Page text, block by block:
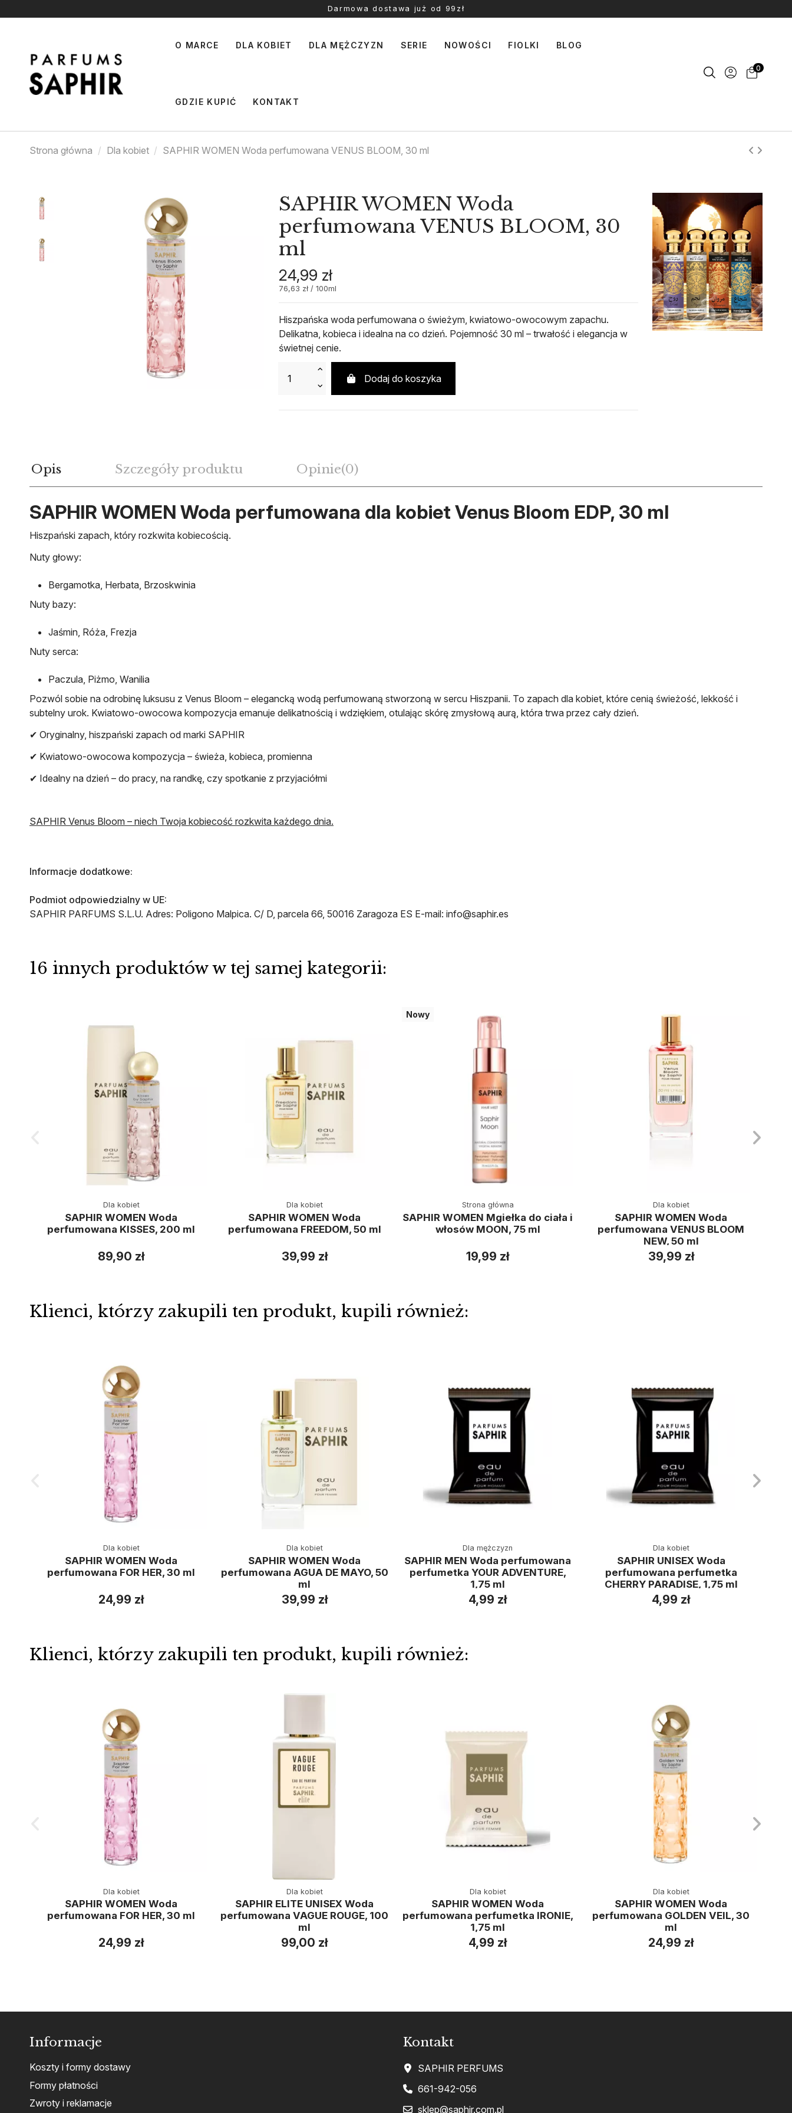
Darmowa dostawa już od 99zł
O MARCE DLA KOBIET DLA MĘŻCZYZN SERIE NOWOŚCI FIOLKI BLOG
GDZIE KUPIĆ KONTAKT
0
Strona główna Dla kobiet SAPHIR WOMEN Woda perfumowana VENUS BLOOM, 30 ml
SAPHIR WOMEN Woda
perfumowana VENUS BLOOM, 30
ml
24,99 zł
76,63 zł / 100ml
Hiszpańska woda perfumowana o świeżym, kwiatowo-owocowym zapachu.
Delikatna, kobieca i idealna na co dzień. Pojemność 30 ml – trwałość i elegancja w
świetnej cenie.
Dodaj do koszyka
Opis Szczegóły produktu Opinie(0)
SAPHIR WOMEN Woda perfumowana dla kobiet Venus Bloom EDP, 30 ml
Hiszpański zapach, który rozkwita kobiecością.
Nuty głowy:
Bergamotka, Herbata, Brzoskwinia
Nuty bazy:
Jaśmin, Róża, Frezja
Nuty serca:
Paczula, Piżmo, Wanilia
Pozwól sobie na odrobinę luksusu z Venus Bloom – elegancką wodą perfumowaną stworzoną w sercu Hiszpanii. To zapach dla kobiet, które cenią świeżość, lekkość i
subtelny urok. Kwiatowo-owocowa kompozycja emanuje delikatnością i wdziękiem, otulając skórę zmysłową aurą, która trwa przez cały dzień.
✔ Oryginalny, hiszpański zapach od marki SAPHIR
✔ Kwiatowo-owocowa kompozycja – świeża, kobieca, promienna
✔ Idealny na dzień – do pracy, na randkę, czy spotkanie z przyjaciółmi
SAPHIR Venus Bloom – niech Twoja kobiecość rozkwita każdego dnia.
Informacje dodatkowe:
Podmiot odpowiedzialny w UE:
SAPHIR PARFUMS S.L.U. Adres: Poligono Malpica. C/ D, parcela 66, 50016 Zaragoza ES E-mail: info@saphir.es
16 innych produktów w tej samej kategorii:
Dla kobiet
SAPHIR WOMEN Woda
perfumowana KISSES, 200 ml
89,90 zł
Dla kobiet
SAPHIR WOMEN Woda
perfumowana FREEDOM, 50 ml
39,99 zł
Nowy
Strona główna
SAPHIR WOMEN Mgiełka do ciała i
włosów MOON, 75 ml
19,99 zł
Dla kobiet
SAPHIR WOMEN Woda
perfumowana VENUS BLOOM
NEW, 50 ml
39,99 zł
Klienci, którzy zakupili ten produkt, kupili również:
Dla kobiet
SAPHIR WOMEN Woda
perfumowana FOR HER, 30 ml
24,99 zł
Dla kobiet
SAPHIR WOMEN Woda
perfumowana AGUA DE MAYO, 50
ml
39,99 zł
Dla mężczyzn
SAPHIR MEN Woda perfumowana
perfumetka YOUR ADVENTURE,
1,75 ml
4,99 zł
Dla kobiet
SAPHIR UNISEX Woda
perfumowana perfumetka
CHERRY PARADISE, 1,75 ml
4,99 zł
Klienci, którzy zakupili ten produkt, kupili również:
Dla kobiet
SAPHIR WOMEN Woda
perfumowana FOR HER, 30 ml
24,99 zł
Dla kobiet
SAPHIR ELITE UNISEX Woda
perfumowana VAGUE ROUGE, 100
ml
99,00 zł
Dla kobiet
SAPHIR WOMEN Woda
perfumowana perfumetka IRONIE,
1,75 ml
4,99 zł
Dla kobiet
SAPHIR WOMEN Woda
perfumowana GOLDEN VEIL, 30
ml
24,99 zł
Informacje
Koszty i formy dostawy
Formy płatności
Zwroty i reklamacje
Kontakt
SAPHIR PERFUMS
661-942-056
sklep@saphir.com.pl